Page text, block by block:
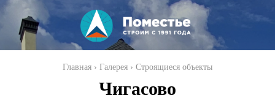
Перейти к
основному
содержанию
Главная › Галерея › Строящиеся объекты
Чигасово